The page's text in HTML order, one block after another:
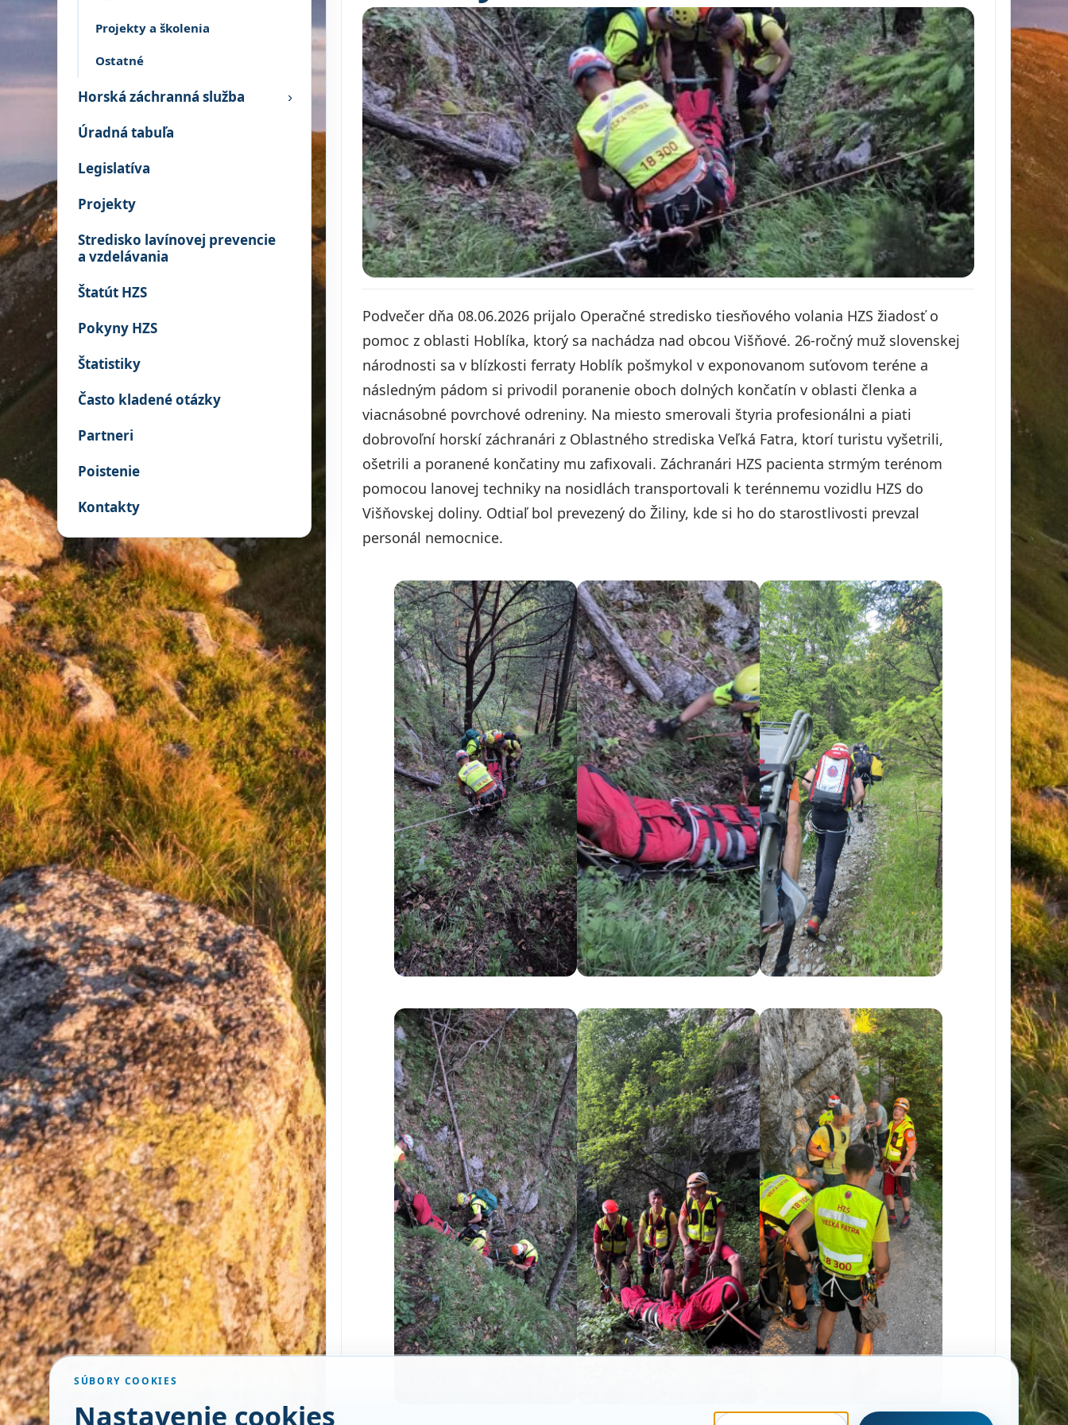
Projekty a školenia
Ostatné
Horská záchranná služba ›
Úradná tabuľa
Legislatíva
Projekty
Stredisko lavínovej prevencie
a vzdelávania
Štatút HZS
Pokyny HZS
Štatistiky
Často kladené otázky
Partneri
Poistenie
Kontakty
Podvečer dňa 08.06.2026 prijalo Operačné stredisko tiesňového volania HZS žiadosť o
pomoc z oblasti Hoblíka, ktorý sa nachádza nad obcou Višňové. 26-ročný muž slovenskej
národnosti sa v blízkosti ferraty Hoblík pošmykol v exponovanom suťovom teréne a
následným pádom si privodil poranenie oboch dolných končatín v oblasti členka a
viacnásobné povrchové odreniny. Na miesto smerovali štyria profesionálni a piati
dobrovoľní horskí záchranári z Oblastného strediska Veľká Fatra, ktorí turistu vyšetrili,
ošetrili a poranené končatiny mu zafixovali. Záchranári HZS pacienta strmým terénom
pomocou lanovej techniky na nosidlách transportovali k terénnemu vozidlu HZS do
Višňovskej doliny. Odtiaľ bol prevezený do Žiliny, kde si ho do starostlivosti prevzal
personál nemocnice.
SÚBORY COOKIES
Nastavenie cookies